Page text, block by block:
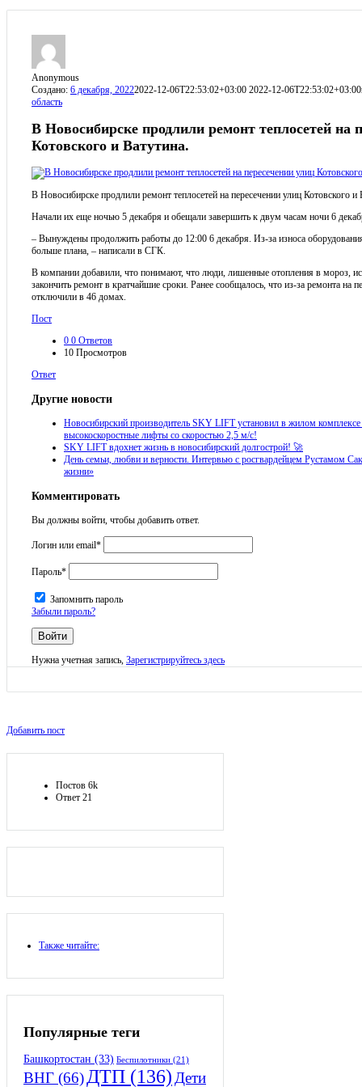
Anonymous
Создано: 6 декабря, 20222022-12-06T22:53:02+03:00 2022-12-06T22:53:02+03:00
область
В Новосибирске продлили ремонт теплосетей на
Котовского и Ватутина.
В Новосибирске продлили ремонт теплосетей на пересечении улиц Котовского и
Начали их еще ночью 5 декабря и обещали завершить к двум часам ночи 6
– Вынуждены продолжить работы до 12:00 6 декабря. Из-за износа
больше плана, – написали в СГК.
В компании добавили, что понимают, что люди, лишенные отопления в мороз,
закончить ремонт в кратчайшие сроки. Ранее сообщалось, что из-за ремонта на
отключили в 46 домах.
Пост
0 0 Ответов
10 Просмотров
Ответ
Другие новости
Новосибирский производитель SKY LIFT установил в жилом
высокоскоростные лифты со скоростью 2,5 м/с!
SKY LIFT вдохнет жизнь в новосибирский долгострой! 🚀
День семьи, любви и верности. Интервью с росгвардейцем Рустамом
жизни»
Комментировать
Вы должны войти, чтобы добавить ответ.
Логин или email*
Пароль*
Запомнить пароль
Забыли пароль?
Нужна учетная запись, Зарегистрируйтесь здесь
Боковая
Добавить пост
Постов 6k
Ответ 21
Также читайте:
Популярные теги
Башкортостан (33) Беспилотники (21)
ВНГ (66) ДТП (136) Дети